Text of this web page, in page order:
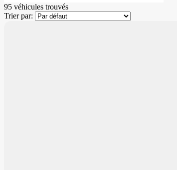
95 véhicules trouvés
Trier par: